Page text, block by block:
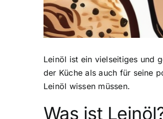
Leinöl ist ein vielseitiges und
der Küche als auch für seine
Leinöl wissen müssen.
Was ist